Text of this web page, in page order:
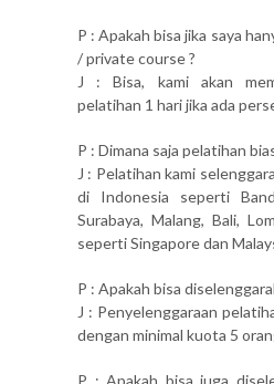
P : Apakah bisa jika saya
/ private course ?
J : Bisa, kami akan
pelatihan 1 hari jika ada
P : Dimana saja pelatihan
J : Pelatihan kami
di Indonesia seperti
Surabaya, Malang, Bali,
seperti Singapore dan
P : Apakah bisa
J : Penyelenggaraan
dengan minimal kuota 5
P : Apakah bisa juga